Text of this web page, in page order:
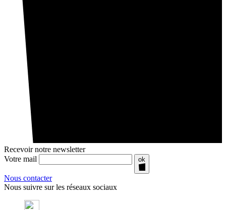
Recevoir notre newsletter
Votre mail
ok
Nous contacter
Nous suivre sur les réseaux sociaux